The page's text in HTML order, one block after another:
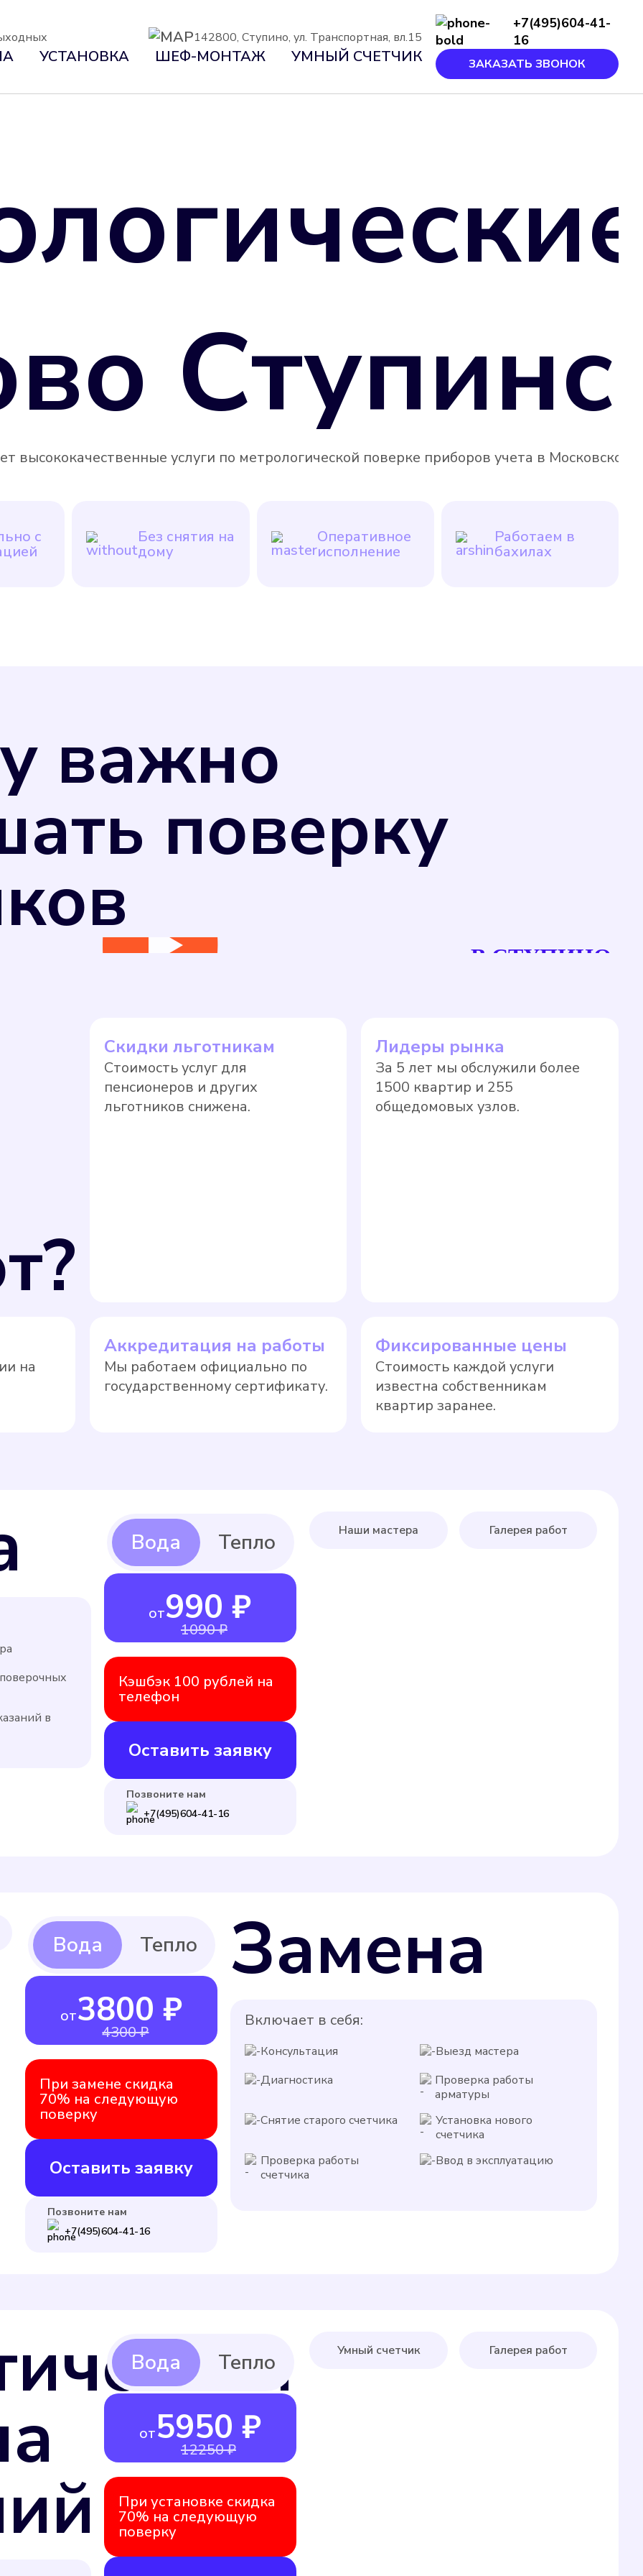
142800, Ступино, ул. Транспортная, вл.15
УСТАНОВКА ШЕФ-МОНТАЖ УМНЫЙ СЧЕТЧИК
+7(495)604-41-
16
ЗАКАЗАТЬ ЗВОНОК
высококачественные услуги по метрологической поверке приборов учета в Московской
с Без снятия на
дому
Оперативное
исполнение
Работаем в
бахилах
важно
поверку
потребляемых коммунальных ресурсов, что позволяет избежать переплаты
обеспечения единства измерений, могут подвергаться поверке в
компания вправе перевести собственника прибора учета на нормативный тариф
если прибор учета не был поверен в установленные сроки в соответствии с
Оплата по нормативному тарифу, как правило, значительно выше, чем по показаниям
с поверкой.
В СТУПИНО
Скидки льготникам
Стоимость услуг для
пенсионеров и других
льготников снижена.
Лидеры рынка
За 5 лет мы обслужили более
1500 квартир и 255
общедомовых узлов.
на
Аккредитация на работы
Мы работаем официально по
государственному сертификату.
Фиксированные цены
Стоимость каждой услуги
известна собственникам
квартир заранее.
в
от990 ₽
1090 ₽
Кэшбэк 100 рублей на
телефон
Оставить заявку
Позвоните нам
+7(495)604-41-16
Наши мастера Галерея работ
Замена
Включает в себя:
Консультация
Выезд мастера
Диагностика
Проверка работы
арматуры
Снятие старого счетчика
Установка нового
счетчика
Проверка работы
счетчика
Ввод в эксплуатацию
от3800 ₽
4300 ₽
При замене скидка
70% на следующую
поверку
Оставить заявку
Позвоните нам
+7(495)604-41-16
от5950 ₽
12250 ₽
При установке скидка
70% на следующую
поверку
Умный счетчик Галерея работ